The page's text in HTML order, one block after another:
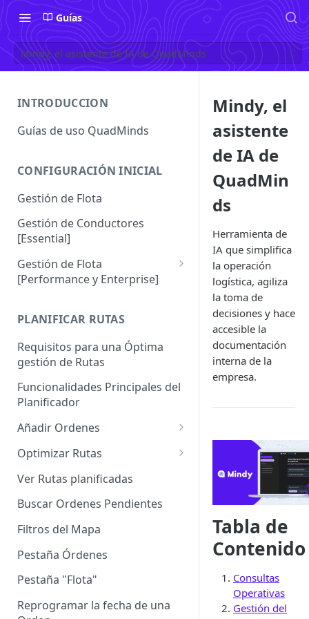
Guías
Mindy, el asistente de IA de QuadMinds
INTRODUCCION
Guías de uso QuadMinds
CONFIGURACIÓN INICIAL
Gestión de Flota
Gestión de Conductores
[Essential]
Gestión de Flota
[Performance y Enterprise]
Enterprise]
Vehículos
Agrupación de dispositivos
Asignación de dispositivos a
usuarios
PLANIFICAR RUTAS
Requisitos para una Óptima
gestión de Rutas
Funcionalidades Principales del
Planificador
Añadir Ordenes
Definición de una Orden
Añadir de forma manual
Añadir con el archivo standard
Añadir con Plantilla propia
Añadir con la plantilla
Añadir desde Tiendas e-
Optimizar Rutas
¿Cómo Saber si mi ruta está
optimizada?
Variables para optimizar las
Rutas
Definir la Ventana Horaria de
Ver Rutas planificadas
Buscar Ordenes Pendientes
Filtros del Mapa
Pestaña Órdenes
Pestaña "Flota"
Reprogramar la fecha de una
Mindy, el
asistente
de IA de
QuadMin
ds
Herramienta de
IA que simplifica
la operación
logística, agiliza
la toma de
decisiones y hace
accesible la
documentación
interna de la
empresa.
Tabla de
Contenido
Consultas
Operativas
Gestión del